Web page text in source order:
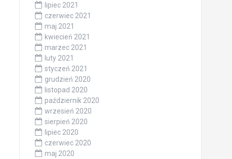
lipiec 2021
czerwiec 2021
maj 2021
kwiecień 2021
marzec 2021
luty 2021
styczeń 2021
grudzień 2020
listopad 2020
październik 2020
wrzesień 2020
sierpień 2020
lipiec 2020
czerwiec 2020
maj 2020